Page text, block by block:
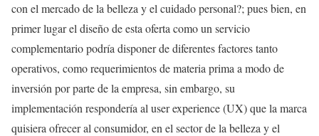
con el mercado de la belleza y el cuidado personal?; pues bien, en
primer lugar el diseño de esta oferta como un servicio
complementario podría disponer de diferentes factores tanto
operativos, como requerimientos de materia prima a modo de
inversión por parte de la empresa, sin embargo, su
implementación respondería al user experience (UX) que la marca
quisiera ofrecer al consumidor, en el sector de la belleza y el